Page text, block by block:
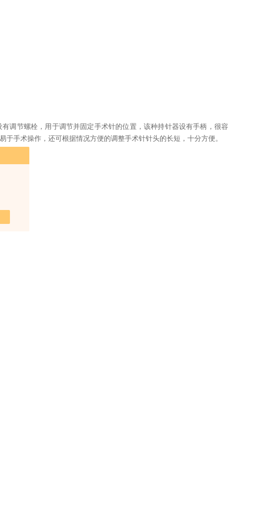
调节螺栓，用于调节并固定手术针的位置，该种持针器设有手柄，很容
手术操作，还可根据情况方便的调整手术针针头的长短，十分方便。